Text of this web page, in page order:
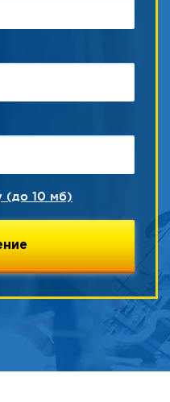
(до 10 мб)